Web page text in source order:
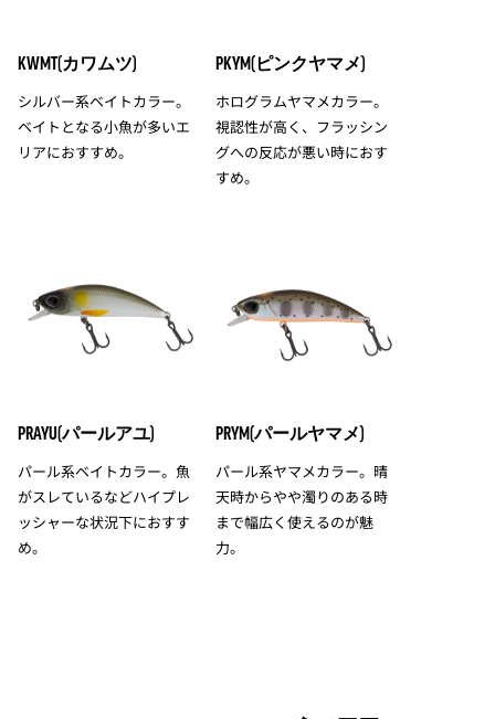
KWMT(カワムツ)
シルバー系ベイトカラー。
ベイトとなる小魚が多いエ
リアにおすすめ。
PKYM(ピンクヤマメ)
ホログラムヤマメカラー。
視認性が高く、フラッシン
グへの反応が悪い時におす
すめ。
PRAYU(パールアユ)
パール系ベイトカラー。魚
がスレているなどハイプレ
ッシャーな状況下におすす
め。
PRYM(パールヤマメ)
パール系ヤマメカラー。晴
天時からやや濁りのある時
まで幅広く使えるのが魅
力。